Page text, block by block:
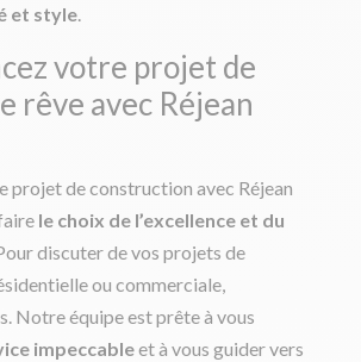
et style.
votre projet de
rêve avec Réjean
projet de construction avec Réjean
le choix de l’excellence et du
discuter de vos projets de
ou commerciale,
Notre équipe est prête à vous
impeccableet à vous guider vers